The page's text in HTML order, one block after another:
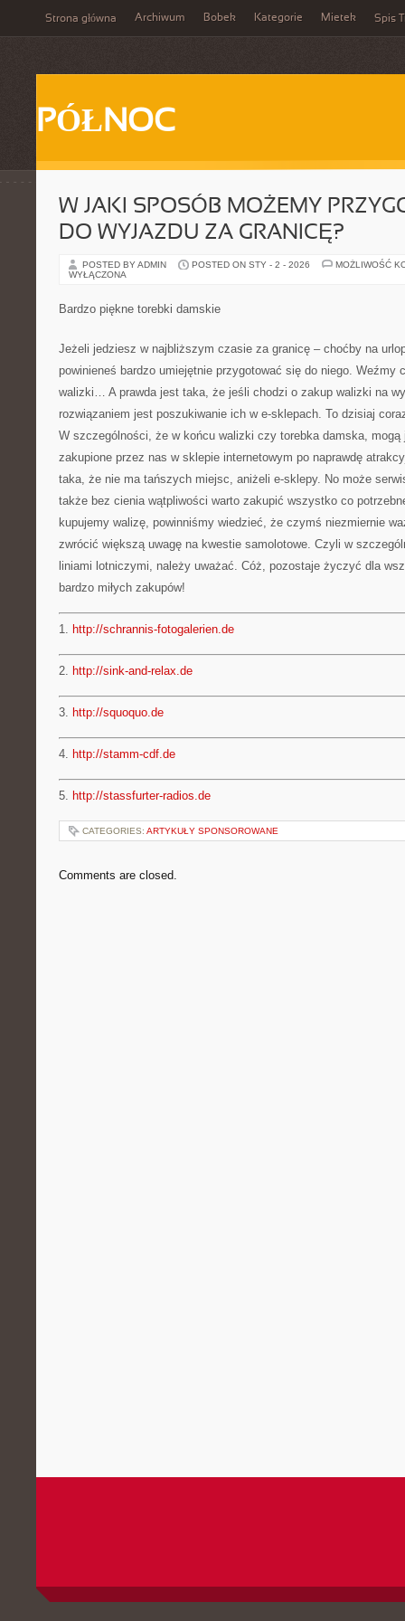
Strona główna Archiwum Bobek Kategorie Mietek Spis
PÓŁNOC
W JAKI SPOSÓB MOŻEMY
DO WYJAZDU ZA GRANICĘ?
POSTED BY ADMIN POSTED ON STY - 2 - 2026
MOŻLIWOŚĆ
WYŁĄCZONA
Bardzo piękne torebki damskie
Jeżeli jedziesz w najbliższym czasie za granicę – choćby na
powinieneś bardzo umiejętnie przygotować się do niego. Weźmy
walizki… A prawda jest taka, że jeśli chodzi o zakup walizki na
rozwiązaniem jest poszukiwanie ich w e-sklepach. To dzisiaj
W szczególności, że w końcu walizki czy torebka damska, mogą
zakupione przez nas w sklepie internetowym po naprawdę
taka, że nie ma tańszych miejsc, aniżeli e-sklepy. No może
także bez cienia wątpliwości warto zakupić wszystko co
kupujemy walizę, powinniśmy wiedzieć, że czymś niezmiernie
zwrócić większą uwagę na kwestie samolotowe. Czyli w
liniami lotniczymi, należy uważać. Cóż, pozostaje życzyć dla
bardzo miłych zakupów!
1. http://schrannis-fotogalerien.de
2. http://sink-and-relax.de
3. http://squoquo.de
4. http://stamm-cdf.de
5. http://stassfurter-radios.de
CATEGORIES: ARTYKUŁY SPONSOROWANE
Comments are closed.